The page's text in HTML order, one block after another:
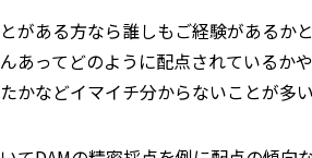
がある方なら誰しもご経験があるかと
あってどのように配点されているかや
かなどイマイチ分からないことが多